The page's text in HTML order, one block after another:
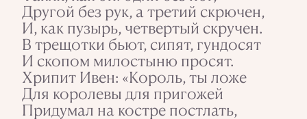
Другой без рук, а третий скрючен,
И, как пузырь, четвертый скручен.
В трещотки бьют, сипят, гундосят
И скопом милостыню просят.
Хрипит Ивен: «Король, ты ложе
Для королевы для пригожей
Придумал на костре постлать,